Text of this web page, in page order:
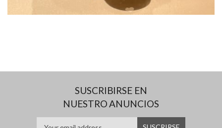
SUSCRIBIRSE EN
NUESTRO ANUNCIOS